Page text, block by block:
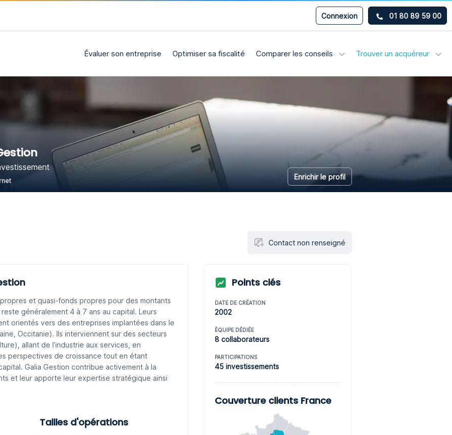
Connexion 01 80 89 59 00
Évaluer son entreprise Optimiser sa fiscalité Comparer les conseils Trouver un acquéreur
Enrichir le profil
Contact non renseigné
et quasi-fonds propres pour des montants
généralement 4 à 7 ans au capital. Leurs
orientés vers des entreprises implantées dans le
Occitanie). Ils interviennent sur des secteurs
allant de l’industrie aux services, en
perspectives de croissance tout en étant
Galia Gestion contribue activement à la
et leur apporte leur expertise stratégique ainsi
Tailles d'opérations
Points clés
DATE DE CRÉATION
2002
ÈQUIPE DÉDIÉE
8 collaborateurs
PARTICIPATIONS
45 investissements
Couverture clients France